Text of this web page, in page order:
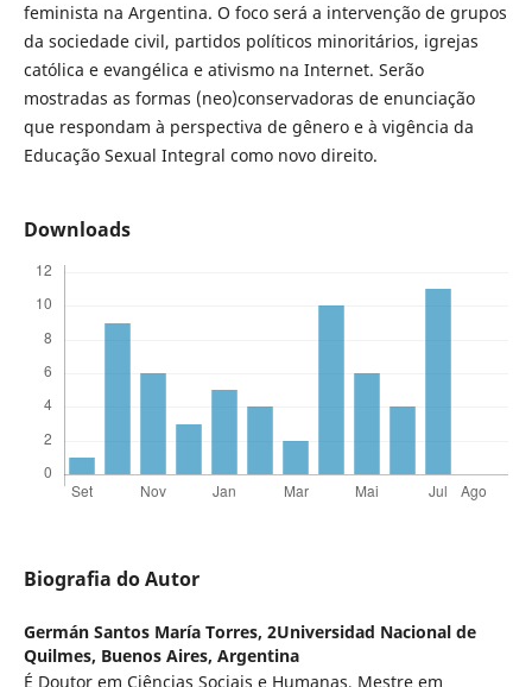
feminista na Argentina. O foco será a intervenção de grupos
da sociedade civil, partidos políticos minoritários, igrejas
católica e evangélica e ativismo na Internet. Serão
mostradas as formas (neo)conservadoras de enunciação
que respondam à perspectiva de gênero e à vigência da
Educação Sexual Integral como novo direito.
Downloads
Biografia do Autor
Germán Santos María Torres, 2Universidad Nacional de
Quilmes, Buenos Aires, Argentina
É Doutor em Ciências Sociais e Humanas, Mestre em